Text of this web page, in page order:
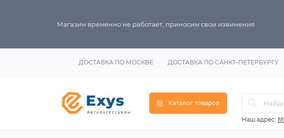
Магазин временно не работает, приносим свои извинения
ДОСТАВКА ПО МОСКВЕ ДОСТАВКА ПО САНКТ-ПЕТЕРБУРГУ
Каталог товаров
Наш адрес: